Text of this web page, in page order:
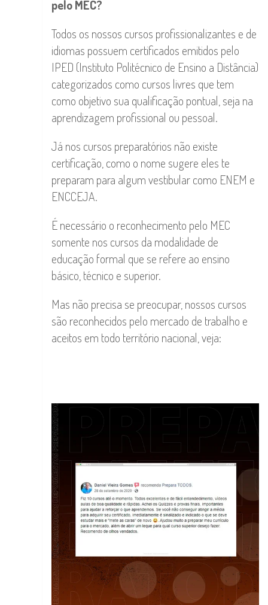
pelo MEC?
Todos os nossos cursos profissionalizantes e de
idiomas possuem certificados emitidos pelo
IPED (Instituto Politécnico de Ensino a Distância)
categorizados como cursos livres que tem
como objetivo sua qualificação pontual, seja na
aprendizagem profissional ou pessoal.
Já nos cursos preparatórios não existe
certificação, como o nome sugere eles te
preparam para algum vestibular como ENEM e
ENCCEJA.
É necessário o reconhecimento pelo MEC
somente nos cursos da modalidade de
educação formal que se refere ao ensino
básico, técnico e superior.
Mas não precisa se preocupar, nossos cursos
são reconhecidos pelo mercado de trabalho e
aceitos em todo território nacional, veja: